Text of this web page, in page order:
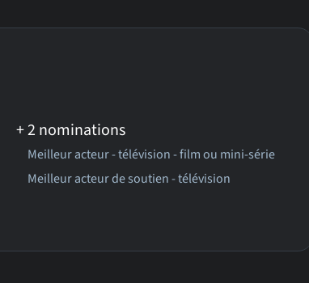
+ 2 nominations
Meilleur acteur - télévision - film ou mini-série
Meilleur acteur de soutien - télévision